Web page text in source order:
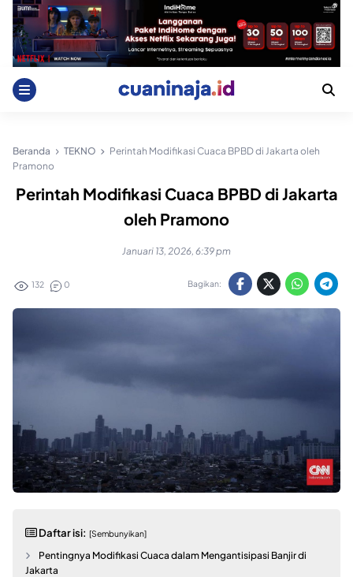
Skip
content
Beranda TEKNO
Perintah Modifikasi Cuaca BPBD di Jakarta oleh
Pramono
Perintah Modifikasi Cuaca BPBD di Jakarta
oleh Pramono
Januari 13, 2026, 6:39 pm
132 0 Bagikan:
Daftar isi: [Sembunyikan]
Pentingnya Modifikasi Cuaca dalam Mengantisipasi Banjir di
Jakarta